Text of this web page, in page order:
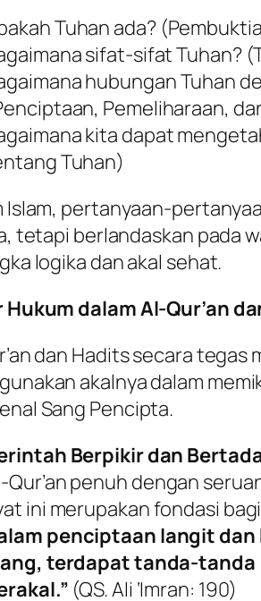
Tuhan ada?
sifat-sifat Tuhan?
hubungan Tuhan
Pemeliharaan,
kita dapat
Tuhan)
Islam, pertanyaan-
tetapi berlandaskan pada
logika dan akal sehat.
Hukum dalam Al-Qur’an
dan Hadits secara
akalnya dalam
Sang Pencipta.
Berpikir dan
Qur’an penuh dengan
ini merupakan fondasi
penciptaan langit
terdapat tanda-tanda
(QS. Ali ‘Imran: 190)